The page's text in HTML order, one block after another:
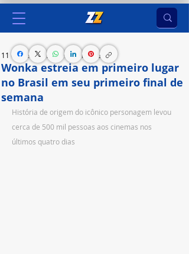
Wonka estreia em primeiro lugar
no Brasil em seu primeiro final de
semana
11 de dez. de 2023 3 min de leitura
História de origem do icônico personagem levou
cerca de 500 mil pessoas aos cinemas nos
últimos quatro dias